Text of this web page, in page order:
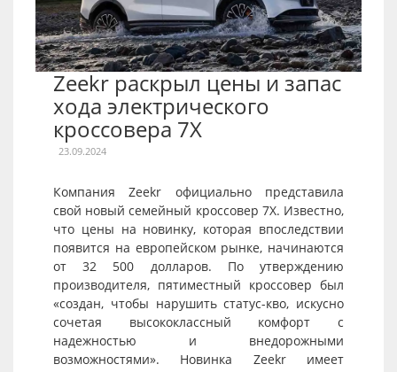
Zeekr раскрыл цены и запас
хода электрического
кроссовера 7X
23.09.2024
Компания Zeekr официально представила
свой новый семейный кроссовер 7X. Известно,
что цены на новинку, которая впоследствии
появится на европейском рынке, начинаются
от 32 500 долларов. По утверждению
производителя, пятиместный кроссовер был
«создан, чтобы нарушить статус-кво, искусно
сочетая высококлассный комфорт с
надежностью и внедорожными
возможностями». Новинка Zeekr имеет